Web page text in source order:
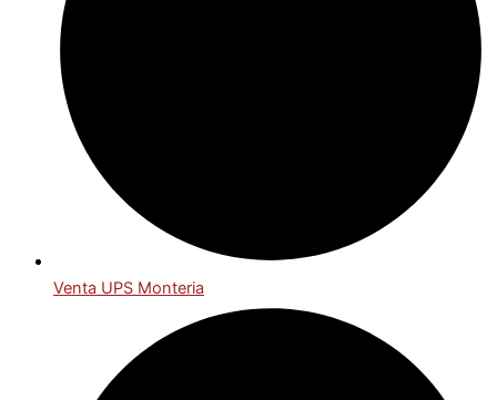
Venta UPS Monteria